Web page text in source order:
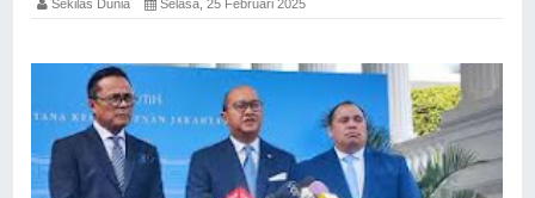
Sekilas Dunia Selasa, 25 Februari 2025